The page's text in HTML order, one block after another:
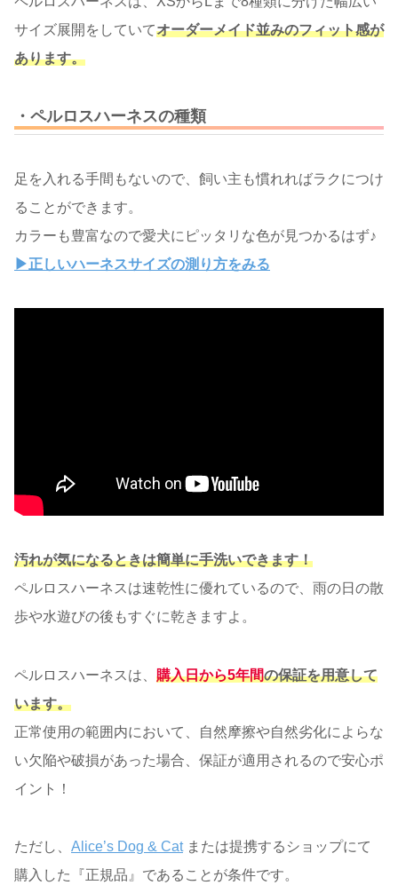
サイズ展開をしていてオーダーメイド並みのフィット感が
あります。
・ペルロスハーネスの種類
足を入れる手間もないので、飼い主も慣れればラクにつけ
ることができます。
カラーも豊富なので愛犬にピッタリな色が見つかるはず♪
▶正しいハーネスサイズの測り方をみる
汚れが気になるときは簡単に手洗いできます！
ペルロスハーネスは速乾性に優れているので、雨の日の散
歩や水遊びの後もすぐに乾きますよ。
ペルロスハーネスは、 購入日から5年間の保証を用意して
います。
正常使用の範囲内において、自然摩擦や自然劣化によらな
い欠陥や破損があった場合、保証が適用されるので安心ポ
イント！
ただし、 Alice’s Dog & Catまたは提携するショップにて
購入した『正規品』であることが条件です。